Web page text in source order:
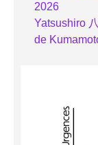
2026
Yatsushiro
de